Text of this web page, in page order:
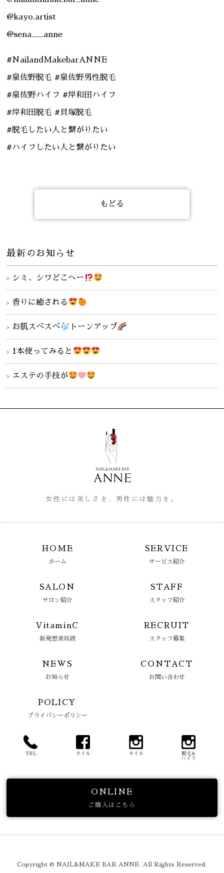
@kayo.artist
@sena___anne
#NailandMakebarANNE
#泉佐野脱毛 #泉佐野男性脱毛
#泉佐野ハイフ #岸和田ハイフ
#岸和田脱毛 #貝塚脱毛
#脱毛したい人と繋がりたい
#ハイフしたい人と繋がりたい
もどる
最新のお知らせ
シミ、シワどこへー
香りに癒される
お肌スベスベ トーンアップ
1本使ってみると
エステの手技が
女性には美しさを、男性には魅力を。
HOME
ホーム
SERVICE
サービス紹介
SALON
サロン紹介
STAFF
スタッフ紹介
VitaminC
新発想美容液
RECRUIT
スタッフ募集
NEWS
お知らせ
CONTACT
お問い合わせ
POLICY
プライバシーポリシー
TEL ネイル ネイル
脱毛&
ハイフ
ONLINE
ご購入はこちら
Copyright © NAIL&MAKE BAR ANNE. All Rights Reserved.